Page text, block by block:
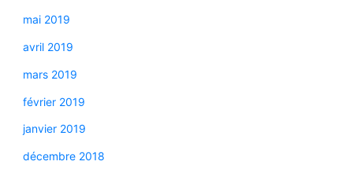
mai 2019
avril 2019
mars 2019
février 2019
janvier 2019
décembre 2018